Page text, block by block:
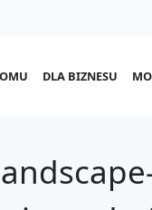
DLA BIZNESU